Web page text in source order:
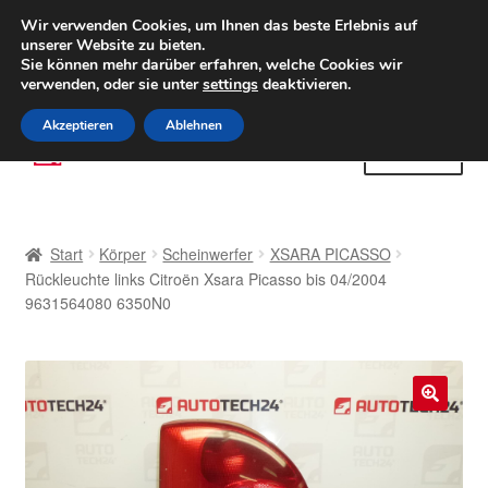
LIEFERUNG ab 6 EUR
Weltweiter Versand
(800) 500 564Mo-Fr 9-16 Uhr
Zur
Navigation
Zum
Inhalt
AGB
Datenschutz-Bestimmungen
Start Körper Scheinwerfer
XSARA PICASSO
Rückleuchte links Citroën Xsara Picasso bis 04/2004
9631564080 6350N0
Wir verwenden Cookies, um Ihnen das beste Erlebnis auf
unserer Website zu bieten.
Sie können mehr darüber erfahren, welche Cookies wir
verwenden, oder sie untersettings deaktivieren.
Akzeptieren Ablehnen